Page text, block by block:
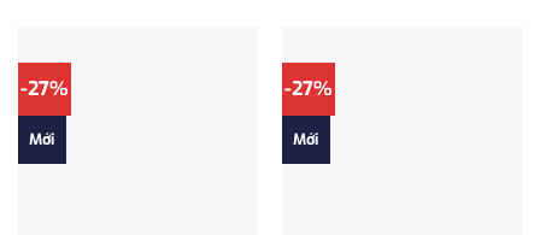
-27%
Mới
-27%
Mới